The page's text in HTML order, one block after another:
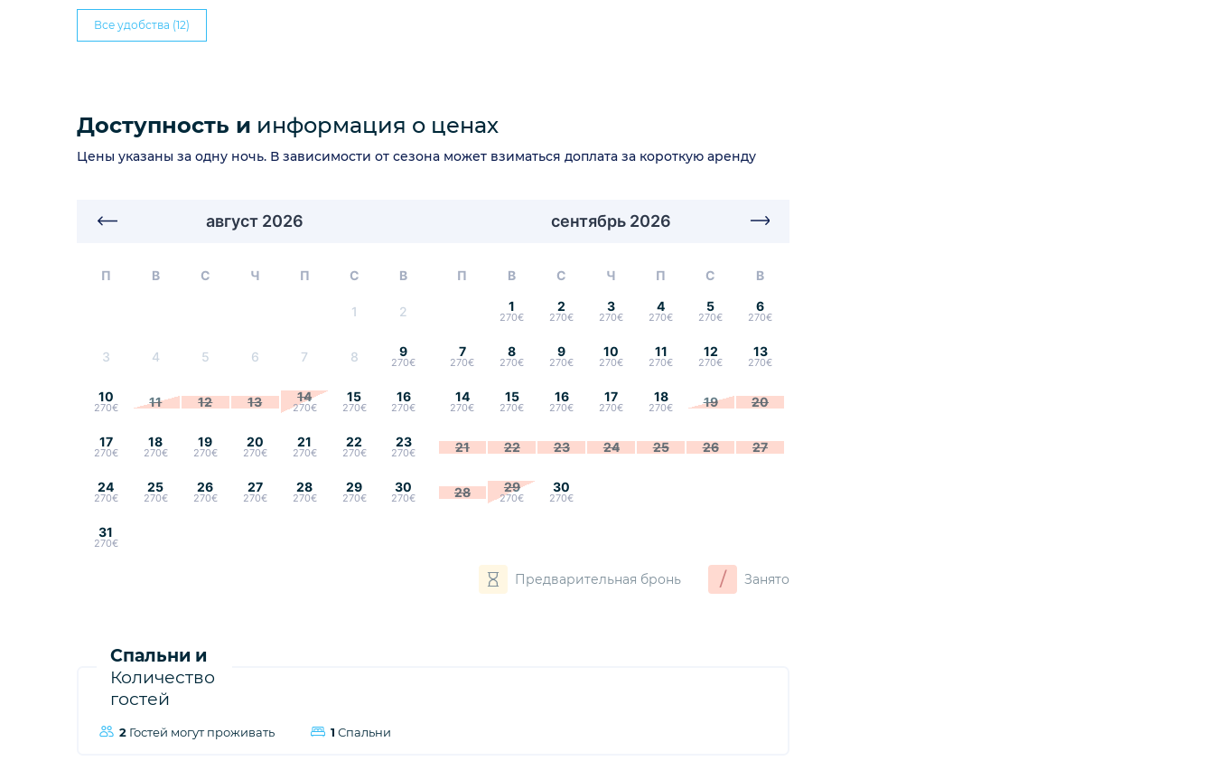
Все удобства (12)
Доступность и информация о ценах
Цены указаны за одну ночь. В зависимости от сезона может взиматься доплата за короткую аренду
август 2026
П В С Ч П С В
1 2
3 4 5 6 7 8 9
270€
10
270€ 11 12 13 14
270€
15
270€
16
270€
17
270€
18
270€
19
270€
20
270€
21
270€
22
270€
23
270€
24
270€
25
270€
26
270€
27
270€
28
270€
29
270€
30
270€
31
270€
сентябрь 2026
П В С Ч П С В
1
270€
2
270€
3
270€
4
270€
5
270€
6
270€
7
270€
8
270€
9
270€
10
270€
11
270€
12
270€
13
270€
14
270€
15
270€
16
270€
17
270€
18
270€ 19 20
21 22 23 24 25 26 27
28 29
270€
30
270€
Предварительная бронь / Занято
Спальни и
Количество
гостей
2 Гостей могут проживать 1 Спальни